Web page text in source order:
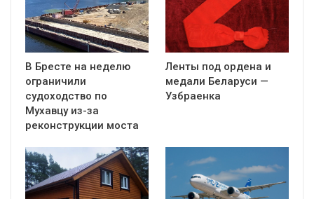
В Бресте на неделю
ограничили
судоходство по
Мухавцу из-за
реконструкции моста
Ленты под ордена и
медали Беларуси —
Узбраенка